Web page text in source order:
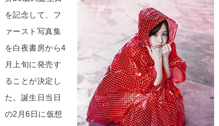
を記念して、フ
ァースト写真集
を白夜書房から4
月上旬に発売す
ることが決定し
た。誕生日当日
の2月6日に仮想